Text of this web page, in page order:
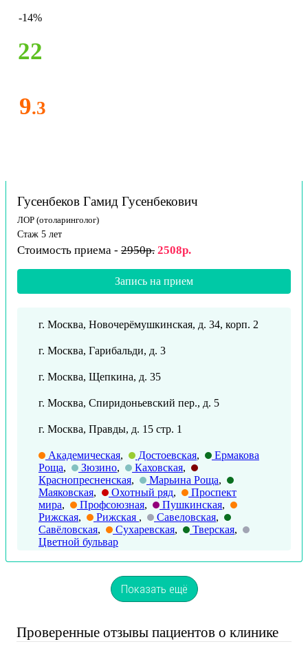
-14%
22
9.3
Гусенбеков Гамид Гусенбекович
ЛОР (отоларинголог)
Стаж 5 лет
Стоимость приема - 2950р. 2508р.
Запись на прием
г. Москва, Новочерёмушкинская, д. 34, корп. 2
г. Москва, Гарибальди, д. 3
г. Москва, Щепкина, д. 35
г. Москва, Спиридоньевский пер., д. 5
г. Москва, Правды, д. 15 стр. 1
Академическая, Достоевская,
Ермакова
Роща, Зюзино, Каховская,
Краснопресненская, Марьина Роща,
Маяковская, Охотный ряд,
Проспект
мира, Профсоюзная, Пушкинская,
Рижская, Рижская , Савеловская,
Савёловская, Сухаревская, Тверская,
Цветной бульвар
Показать ещё
Проверенные отзывы пациентов о клинике